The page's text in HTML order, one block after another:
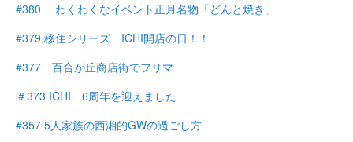
#380 わくわくなイベント正月名物「どんと焼き」
#379 移住シリーズ ICHI開店の日！！
#377 百合が丘商店街でフリマ
＃373 ICHI 6周年を迎えました
#357 5人家族の西湘的GWの過ごし方